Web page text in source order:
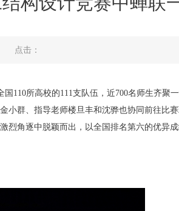
点击：
所高校的111支队伍，近700名师生齐聚
小群、指导老师楼旦丰和沈骅也协同前往比
角逐中脱颖而出，以全国排名第六的优异